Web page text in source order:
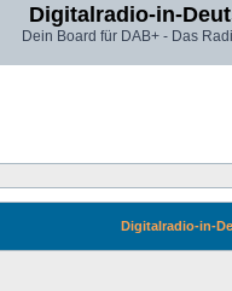
Digitalradio-in-
Dein Board für DAB+ - Das
Digitalradio-in-